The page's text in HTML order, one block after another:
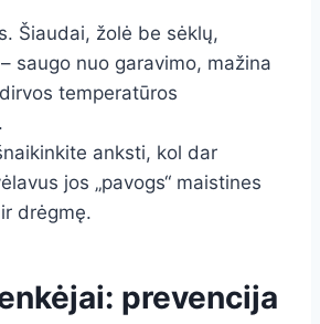
Šiaudai, žolė be sėklų,
saugo nuo garavimo, mažina
temperatūros
anksti, kol dar
jos „pavogs“ maistines
drėgmę.
prevencija